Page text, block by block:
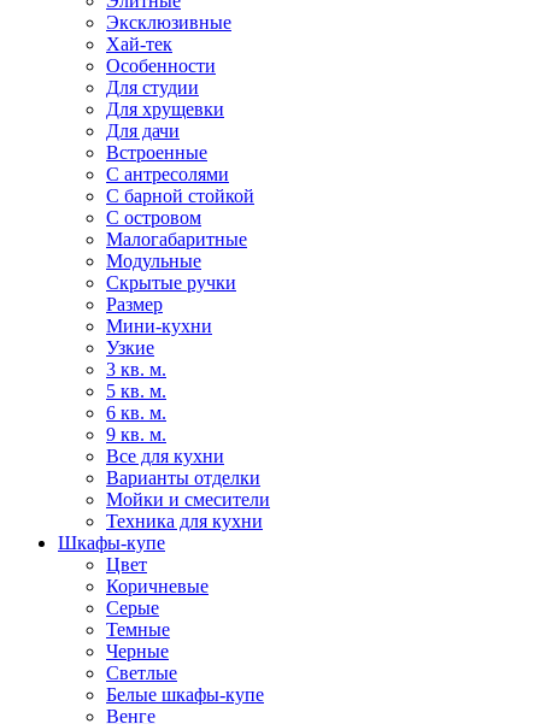
Эксклюзивные
Хай-тек
Особенности
Для студии
Для хрущевки
Для дачи
Встроенные
С антресолями
С барной стойкой
С островом
Малогабаритные
Модульные
Скрытые ручки
Размер
Мини-кухни
Узкие
3 кв. м.
5 кв. м.
6 кв. м.
9 кв. м.
Все для кухни
Варианты отделки
Мойки и смесители
Техника для кухни
Шкафы-купе
Цвет
Коричневые
Серые
Темные
Черные
Светлые
Белые шкафы-купе
Венге